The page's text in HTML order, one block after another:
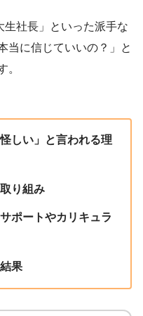
社長」といった派手な
当に信じていいの？」と
。
しい」と言われる理
り組み
ポートやカリキュラ
果